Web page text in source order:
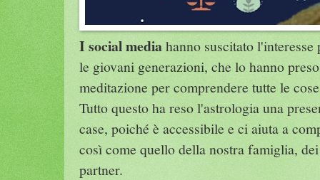
I social mediahanno suscitato
le giovani generazioni, che lo hanno
meditazione per comprendere tutte le
Tutto questo ha reso l'astrologia una
case, poiché è accessibile e ci aiuta a
così come quello della nostra famiglia,
partner.